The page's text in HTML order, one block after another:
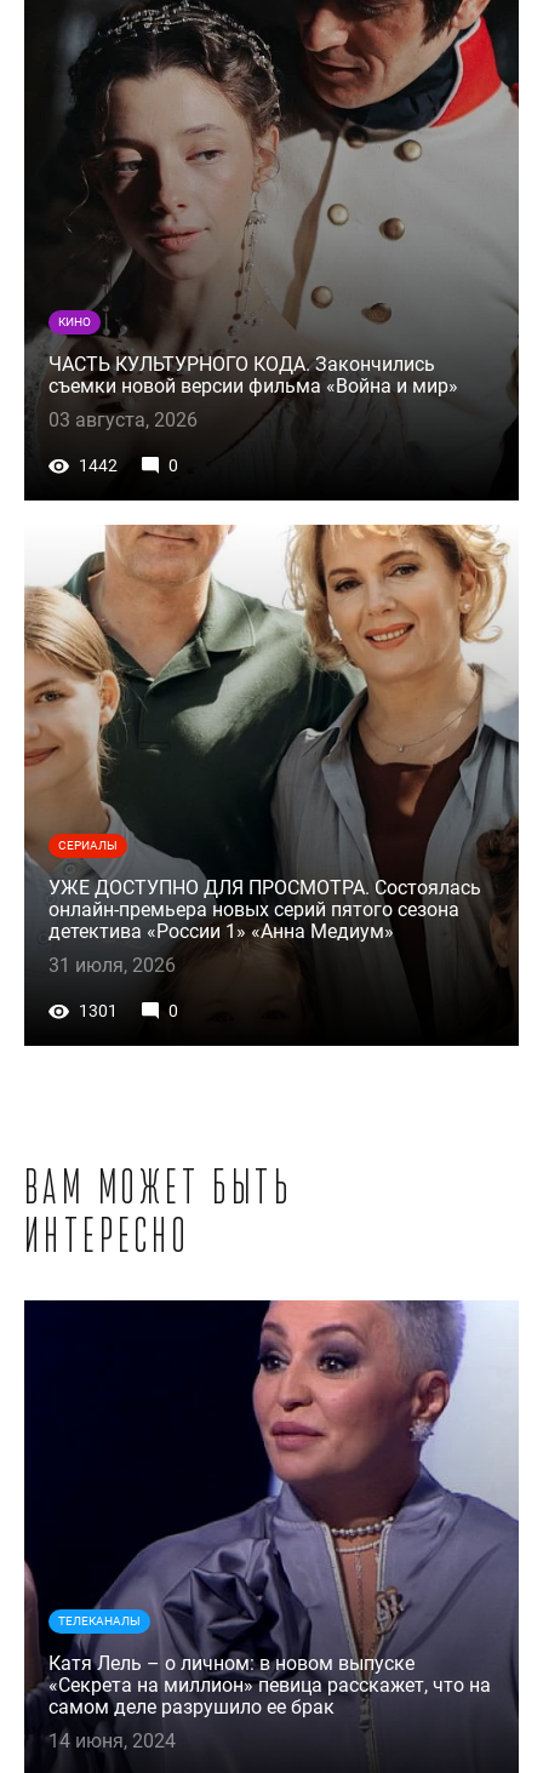
КИНО
ЧАСТЬ КУЛЬТУРНОГО КОДА. Закончились
съемки новой версии фильма «Война и мир»
03 августа, 2026
1442 0
СЕРИАЛЫ
УЖЕ ДОСТУПНО ДЛЯ ПРОСМОТРА. Состоялась
онлайн-премьера новых серий пятого сезона
детектива «России 1» «Анна Медиум»
31 июля, 2026
1301 0
Вам может быть
интересно
ТЕЛЕКАНАЛЫ
Катя Лель – о личном: в новом выпуске
«Секрета на миллион» певица расскажет, что на
самом деле разрушило ее брак
14 июня, 2024